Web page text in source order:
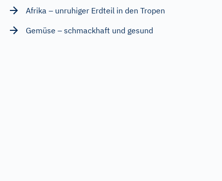
Afrika – unruhiger Erdteil in den Tropen
Gemüse – schmackhaft und gesund